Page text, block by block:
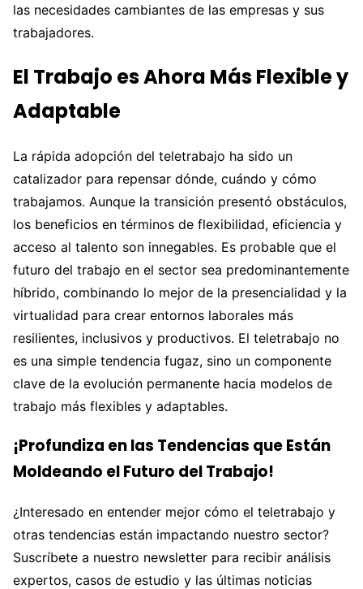
las necesidades cambiantes de las empresas y sus
trabajadores.
El Trabajo es Ahora Más Flexible y
Adaptable
La rápida adopción del teletrabajo ha sido un
catalizador para repensar dónde, cuándo y cómo
trabajamos. Aunque la transición presentó obstáculos,
los beneficios en términos de flexibilidad, eficiencia y
acceso al talento son innegables. Es probable que el
futuro del trabajo en el sector sea predominantemente
híbrido, combinando lo mejor de la presencialidad y la
virtualidad para crear entornos laborales más
resilientes, inclusivos y productivos. El teletrabajo no
es una simple tendencia fugaz, sino un componente
clave de la evolución permanente hacia modelos de
trabajo más flexibles y adaptables.
¡Profundiza en las Tendencias que Están
Moldeando el Futuro del Trabajo!
¿Interesado en entender mejor cómo el teletrabajo y
otras tendencias están impactando nuestro sector?
Suscríbete a nuestro newsletter para recibir análisis
expertos, casos de estudio y las últimas noticias